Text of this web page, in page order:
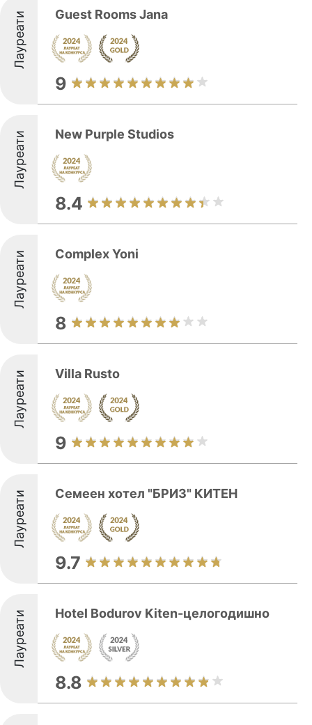
Лауреати Guest Rooms Jana
9
Лауреати New Purple Studios
8.4
Лауреати Complex Yoni
8
Лауреати Villa Rusto
9
Лауреати Семеен хотел "БРИЗ" КИТЕН
9.7
Лауреати Hotel Bodurov Kiten-целогодишно
8.8